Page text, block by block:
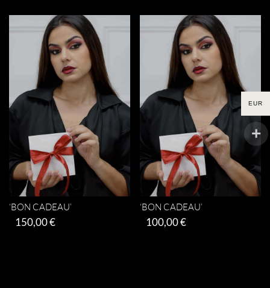
‘BON CADEAU’
150,00€
‘BON CADEAU’
100,00€
EUR